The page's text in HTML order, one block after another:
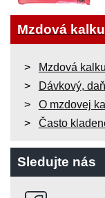
Mzdová
Mzdová
Dávkový,
O mzdovej
Často
Sledujte nás